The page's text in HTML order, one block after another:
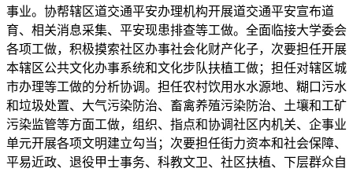
事业。协帮辖区道交通平安办理机构开展道交通平安宣布道
育、相关消息采集、平安现患排查等工做。全面临接大学委会
各项工做，积极摸索社区办事社会化财产化子，次要担任开展
本辖区公共文化办事系统和文化步队扶植工做；担任对辖区城
市办理等工做的分析协调。担任农村饮用水水源地、糊口污水
和垃圾处置、大气污染防治、畜禽养殖污染防治、土壤和工矿
污染监管等方面工做，组织、指点和协调社区内机关、企事业
单元开展各项文明建立勾当；次要担任街力资本和社会保障、
平易近政、退役甲士事务、科教文卫、社区扶植、下层群众自